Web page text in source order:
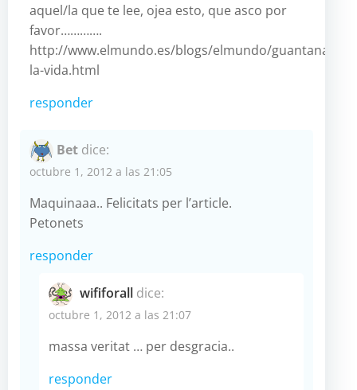
aquel/la que te lee, ojea esto, que asco por
favor………….
http://www.elmundo.es/blogs/elmundo/
la-vida.html
responder
Bet dice:
octubre 1, 2012 a las 21:05
Maquinaaa.. Felicitats per l’article.
Petonets
responder
wififorall dice:
octubre 1, 2012 a las 21:07
massa veritat … per desgracia..
responder